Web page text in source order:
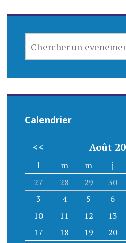
UN
Calendrier
<< Août
l m m j
27
28 29 30
3
4 5 6
10
11 12 13
17
18 19 20